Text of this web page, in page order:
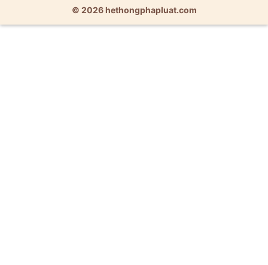
© 2026 hethongphapluat.com